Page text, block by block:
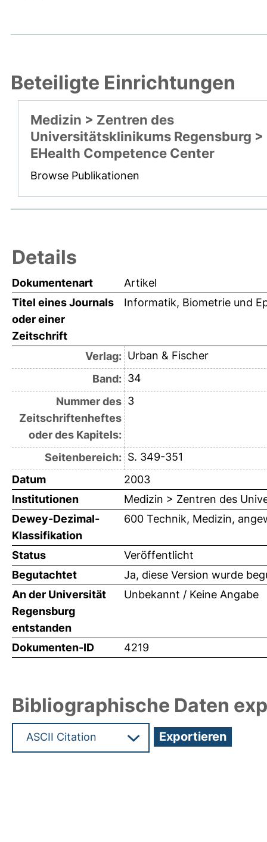
Beteiligte Einrichtungen
Medizin > Zentren des
Universitätsklinikums Regensburg >
EHealth Competence Center
Browse Publikationen
Details
Dokumentenart
Artikel
Titel eines Journals
oder einer
Zeitschrift
Informatik, Biometrie und
Verlag: Urban & Fischer
Band: 34
Nummer des
Zeitschriftenheftes
oder des Kapitels:
3
Seitenbereich: S. 349-351
Datum
2003
Institutionen
Medizin > Zentren des
Dewey-Dezimal-
Klassifikation
600 Technik, Medizin,
Status
Veröffentlicht
Begutachtet
Ja, diese Version wurde
An der Universität
Regensburg
entstanden
Unbekannt / Keine Angabe
Dokumenten-ID 4219
Bibliographische Daten